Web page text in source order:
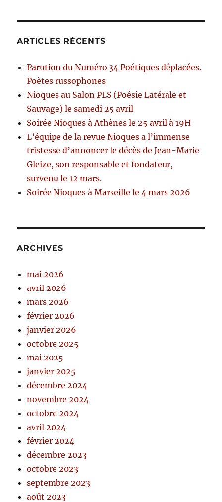
ARTICLES RÉCENTS
Parution du Numéro 34 Poétiques déplacées.
Poètes russophones
Nioques au Salon PLS (Poésie Latérale et
Sauvage) le samedi 25 avril
Soirée Nioques à Athènes le 25 avril à 19H
L’équipe de la revue Nioques a l’immense
tristesse d’annoncer le décès de Jean-Marie
Gleize, son responsable et fondateur,
survenu le 12 mars.
Soirée Nioques à Marseille le 4 mars 2026
ARCHIVES
mai 2026
avril 2026
mars 2026
février 2026
janvier 2026
octobre 2025
mai 2025
janvier 2025
décembre 2024
novembre 2024
octobre 2024
avril 2024
février 2024
décembre 2023
octobre 2023
septembre 2023
août 2023